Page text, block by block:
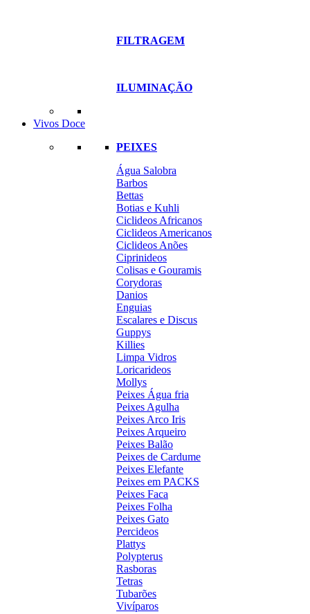
FILTRAGEM
ILUMINAÇÃO
Vivos Doce
PEIXES
Água Salobra
Barbos
Bettas
Botias e Kuhli
Ciclideos Africanos
Ciclideos Americanos
Ciclideos Anões
Ciprinideos
Colisas e Gouramis
Corydoras
Danios
Enguias
Escalares e Discus
Guppys
Killies
Limpa Vidros
Loricarideos
Mollys
Peixes Água fria
Peixes Agulha
Peixes Arco Iris
Peixes Arqueiro
Peixes Balão
Peixes de Cardume
Peixes Elefante
Peixes em PACKS
Peixes Faca
Peixes Folha
Peixes Gato
Percideos
Plattys
Polypterus
Rasboras
Tetras
Tubarões
Vivíparos